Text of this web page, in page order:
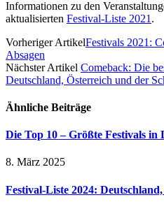
Informationen zu den
aktualisierten Festival-Liste 2021 .
Vorheriger ArtikelFestivals 2021:
Absagen
Nächster Artikel Comeback: Die
Deutschland, Österreich und der
Ähnliche Beiträge
Die Top 10 – Größte Festivals in
8. März 2025
Festival-Liste 2024: